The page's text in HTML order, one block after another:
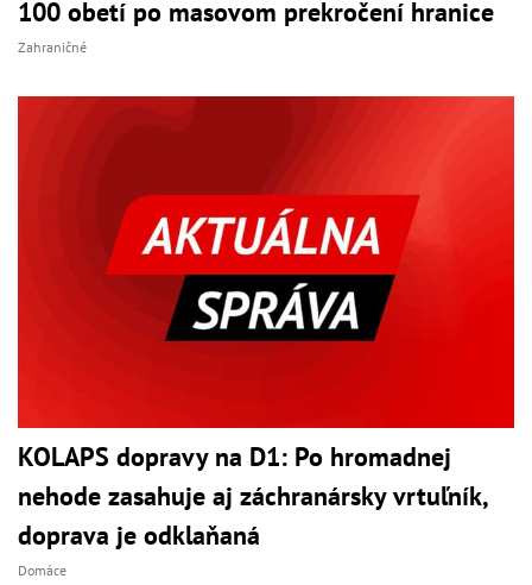
100 obetí po masovom prekročení hranice
Zahraničné
KOLAPS dopravy na D1: Po hromadnej
nehode zasahuje aj záchranársky vrtuľník,
doprava je odklaňaná
Domáce